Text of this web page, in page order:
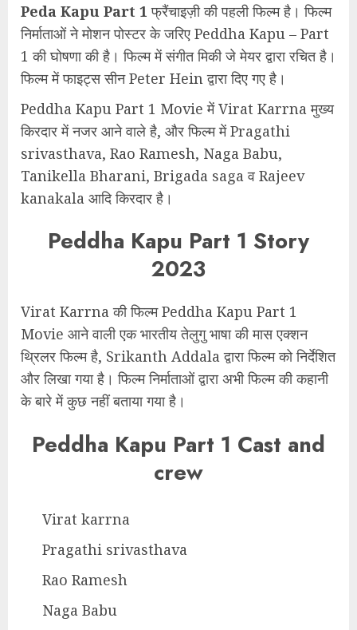
Peda Kapu Part 1 फ्रैंचाइज़ी की पहली फिल्म है। फिल्म
निर्माताओं ने मोशन पोस्टर के जरिए Peddha Kapu – Part
1 की घोषणा की है। फिल्म में संगीत मिकी जे मेयर द्वारा रचित है।
फिल्म में फाइट्स सीन Peter Hein द्वारा दिए गए है।
Peddha Kapu Part 1 Movie में Virat Karrna मुख्य
किरदार में नजर आने वाले है, और फिल्म में Pragathi
srivasthava, Rao Ramesh, Naga Babu,
Tanikella Bharani, Brigada saga व Rajeev
kanakala आदि किरदार है।
Peddha Kapu Part 1 Story
2023
Virat Karrna की फिल्म Peddha Kapu Part 1
Movie आने वाली एक भारतीय तेलुगु भाषा की मास एक्शन
थ्रिलर फिल्म है, Srikanth Addala द्वारा फिल्म को निर्देशित
और लिखा गया है। फिल्म निर्माताओं द्वारा अभी फिल्म की कहानी
के बारे में कुछ नहीं बताया गया है।
Peddha Kapu Part 1 Cast and
crew
Virat karrna
Pragathi srivasthava
Rao Ramesh
Naga Babu